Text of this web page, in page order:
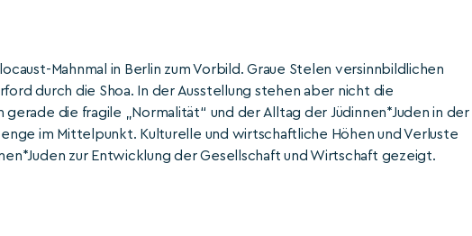
Mahnmal in Berlin zum Vorbild. Graue Stelen versinnbildlichen
durch die Shoa. In der Ausstellung stehen aber nicht die
die fragile „Normalität“ und der Alltag der Jüdinnen*Juden in der
im Mittelpunkt. Kulturelle und wirtschaftliche Höhen und Verluste
zur Entwicklung der Gesellschaft und Wirtschaft gezeigt.